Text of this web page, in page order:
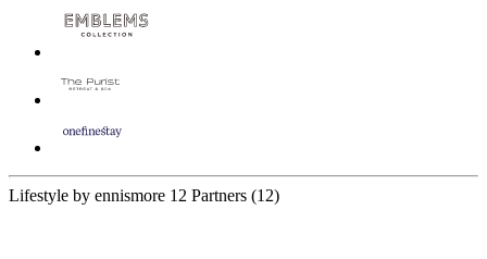
Lifestyle by ennismore 12 Partners (12)